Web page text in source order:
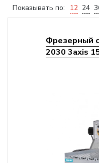
Показывать по:
12 24
Фрезерный
2030 3axis